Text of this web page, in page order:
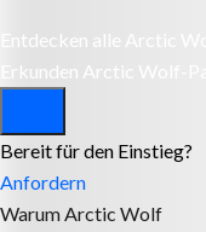
Entdecken alle Arctic
Erkunden Arctic Wolf-
Bereit für den Einstieg?
Anfordern
Warum Arctic Wolf